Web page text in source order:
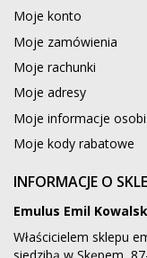
Moje konto
Moje zamówienia
Moje rachunki
Moje adresy
Moje informacje
Moje kody rabatowe
INFORMACJE O
Emulus Emil
Właścicielem sklepu